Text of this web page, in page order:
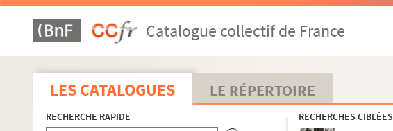
Catalogue collectif de France
LES CATALOGUES LE RÉPERTOIRE
RECHERCHE RAPIDE RECHERCHES CIBLÉES